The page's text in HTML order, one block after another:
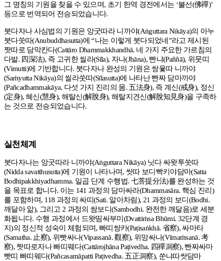
그 명칭의 기원을 찾을 수 있으며, 초기 한역 경전에서는 ‘불선(佛禪)’
등으로 번역되어 전승되었습니다.
붓다자나 사심법의 기원은 앙굿따라 니까야(Aṅguttara Nikāya)의 아누
붓다쑷따(Anubuddhasutta)에“나는 이렇게 붓다되었네 ”라고 제시된
짯따로 담막칸다(Cattāro Dhammakkhandhā. 네 가지 주요한 가르침의
다발. 四深法), 즉 고귀한 씰라(Sīla), 자나(Jhāna), 빤냐(Paññā), 위뭇띠
(Vimutti)에 기반합니다. 붓다자나 완성의 기원은 쌍윷따 니까야
(Saṁyutta Nikāya)의 씰라쑷따(Sīlasutta)에 나타난 빤짜 담마까야
(Pañcadhammakāya. 다섯 가지 진리의 몸.五法身), 즉 계신(戒身), 정신
(定身),혜신(慧身), 해탈신(解脫身),해탈지견신(解脫知見身)을 구족하
는 것으로 전승되었습니다.
실천체계
붓다자나는 앙굿따라 니까야(Aṅguttara Nikāya) 닛다 싸왓투쑷따
(Nidda savatthusutta)에 기원이 나타나며, 쌋따 보디빡키야담마(Satta
Bodhipakkhiyadhamma. 일곱 단계 수행법. 七菩提分法)를 완성하는 것
을 목표로 합니다. 이는 141과정의 담마싸라(Dhammasāra. 핵심 진리 )
를 포함하며, 118 과정의 싸띠(Sati. 알아차림), 21 과정의 보디 (Bodhi.
깨달아 앎), 그리고 2 과정의 쌈보디(Sambodhi. 완전한 깨달음)로 세분
화됩니다. 수행 과정에서 드왓띰싸부미 (Dvattiṁsa Bhūmi. 32단계 경
지)의 정신적 성숙이 체험되며, 빠띠쌍카(Paṭisaṅkhā. 省察),싸마타
(Samatha. 止察), 위빳싸나(Vipassanā.觀察), 위망싸나(Vīmaṁsanā.考
察), 짯따로자나 빠띠웨다(Cattārojhāna Paṭivedha. 四禪洞察), 빤짜싸마
빳띠 빠띠웨다(Pañcasamāpatti Paṭivedha. 五正洞察), 쑨냐따쌋담마